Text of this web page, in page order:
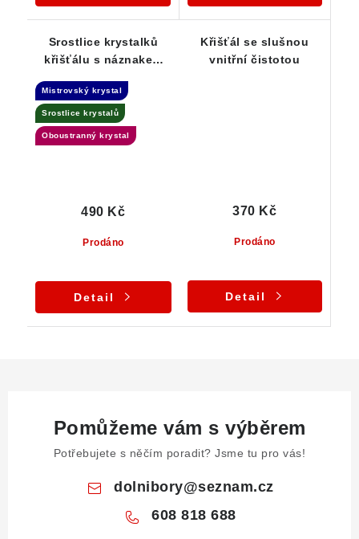
Srostlice krystalků
křišťálu s náznakem
Mistrovský krystal
Srostlice krystalů
Oboustranný krystal
Prodáno
490 Kč
Detail
Křišťál se slušnou
vnitřní čistotou
Prodáno
370 Kč
Detail
Pomůžeme vám s výběrem
Potřebujete s něčím poradit? Jsme tu pro vás!
dolnibory@seznam.cz
608 818 688